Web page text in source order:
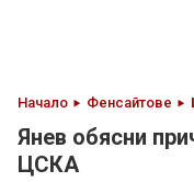
Начало Фенсайтове
Янев обясни
ЦСКА